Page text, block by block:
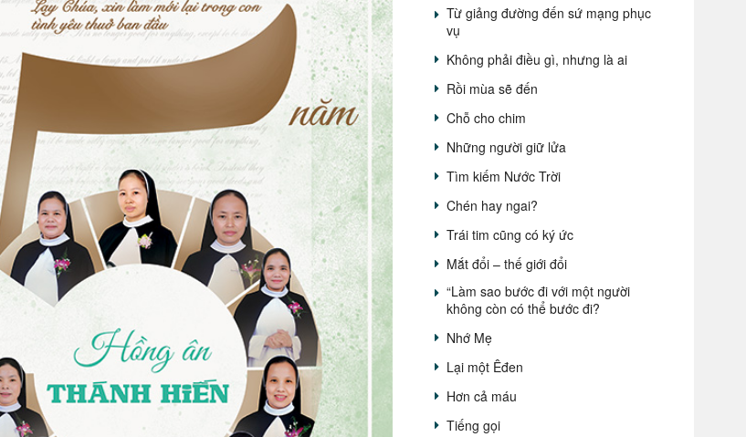
Từ giảng đường đến sứ mạng phục
vụ
Không phải điều gì, nhưng là ai
Rồi mùa sẽ đến
Chỗ cho chim
Những người giữ lửa
Tìm kiếm Nước Trời
Chén hay ngai?
Trái tim cũng có ký ức
Mắt đổi – thế giới đổi
“Làm sao bước đi với một người
không còn có thể bước đi?
Nhớ Mẹ
Lại một Êđen
Hơn cả máu
Tiếng gọi